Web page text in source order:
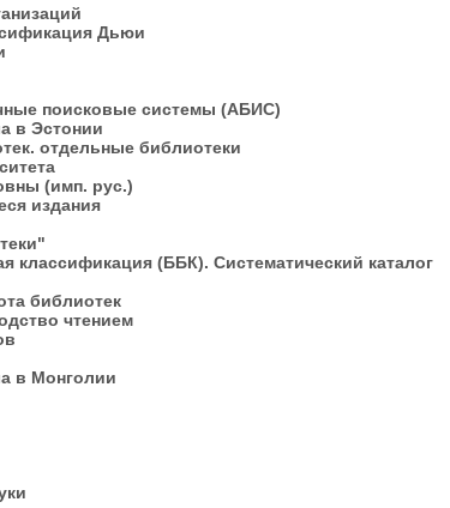
Дьюи
поисковые системы (АБИС)
в Эстонии
отдельные библиотеки
(имп. рус.)
издания
классификация (ББК). Систематический каталог
библиотек
чтением
в Монголии